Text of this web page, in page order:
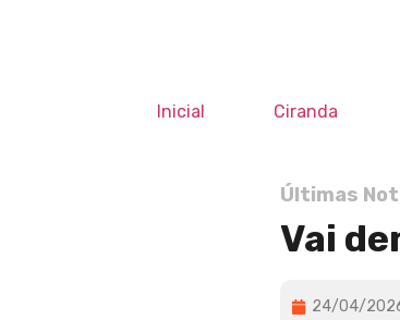
Inicial Ciranda
Últimas
Vai
24/04/